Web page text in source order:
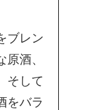
ブレン
酒、
そして
をバラ